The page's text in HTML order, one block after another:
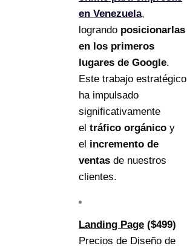
en Venezuela,
logrando posicionarlas
en los primeros
lugares de Google.
Este trabajo estratégico
ha impulsado
significativamente
el tráfico orgánico y
el incremento de
ventas de nuestros
clientes.
Landing Page ($499)
Precios de Diseño de